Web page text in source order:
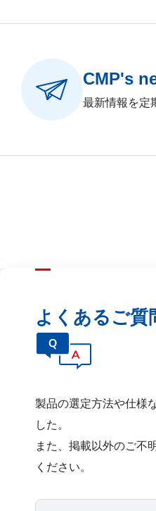
CMP's
最新情報を定
よくあるご質
製品の選定⽅法や仕様
した。
また、掲載以外のご不
ください。